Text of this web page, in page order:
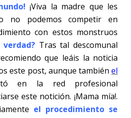
¡Viva la madre que les
no podemos competir en
con estos monstruos
verdad? Tras tal descomunal
que leáis la noticia
este post, aunque tambiénel
en la red profesional
este notición. ¡Mama mía!.
el procedimiento se